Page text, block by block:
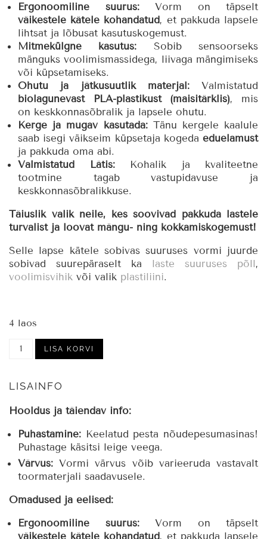
Ergonoomiline suurus:Vorm on täpselt
väikestele kätele kohandatud, et pakkuda lapsele
lihtsat ja lõbusat kasutuskogemust.
Mitmekülgne kasutus: Sobib sensoorseks
mänguks voolimismassidega, liivaga mängimiseks
või küpsetamiseks.
Ohutu ja jätkusuutlik materjal:Valmistatud
biolagunevast PLA-plastikust (maisitärklis), mis
on keskkonnasõbralik ja lapsele ohutu.
Kerge ja mugav kasutada:Tänu kergele kaalule
saab isegi väikseim küpsetaja kogeda eduelamust
ja pakkuda oma abi.
Valmistatud Lätis:Kohalik ja kvaliteetne
tootmine tagab vastupidavuse ja
keskkonnasõbralikkuse.
Täiuslik valik neile, kes soovivad pakkuda lastele
turvalist ja loovat mängu- ning kokkamiskogemust!
Selle lapse kätele sobivas suuruses vormi juurde
sobivad suurepäraselt ka laste suuruses põll,
voolimisvihik või valik plastiliini.
4 laos
Vorm
kogus
LISA KORVI
LISAINFO
Hooldus ja täiendav info:
Puhastamine: Keelatud pesta nõudepesumasinas!
Puhastage käsitsi leige veega.
Värvus: Vormi värvus võib varieeruda vastavalt
toormaterjali saadavusele.
Omadused ja eelised:
Ergonoomiline suurus:Vorm on täpselt
väikestele kätele kohandatud, et pakkuda lapsele